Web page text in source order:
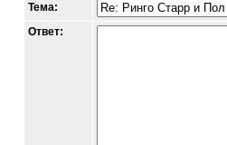
Тема:
Ответ: